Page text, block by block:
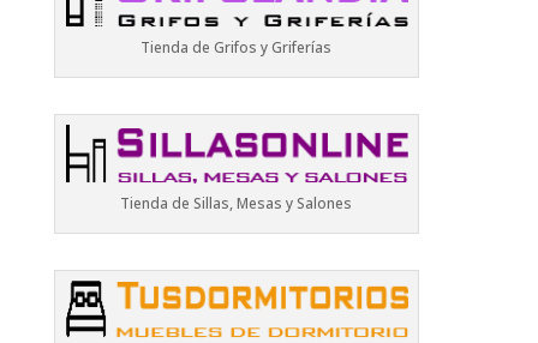
Tienda de Grifos y Griferías
Tienda de Sillas, Mesas y Salones